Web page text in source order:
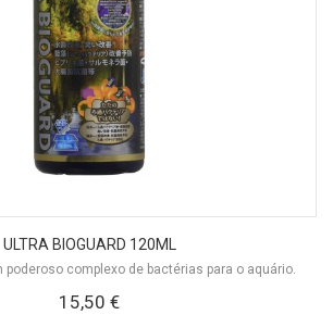
ULTRA BIOGUARD 120ML
poderoso complexo de bactérias para o aquário.
15,50 €